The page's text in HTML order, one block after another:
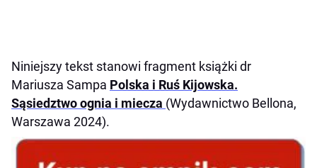
Niniejszy tekst stanowi fragment książki dr
Mariusza Sampa Polska i Ruś Kijowska.
Sąsiedztwo ognia i miecza (Wydawnictwo Bellona,
Warszawa 2024).